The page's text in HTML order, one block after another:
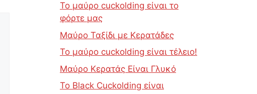
Το μαύρο cuckolding είναι το
φόρτε μας
Μαύρο Ταξίδι με Κερατάδες
Το μαύρο cuckolding είναι τέλειο!
Μαύρο Κερατάς Είναι Γλυκό
Το Black Cuckolding είναι